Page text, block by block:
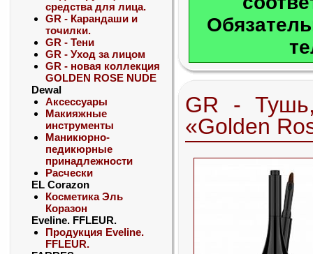
средства для лица.
GR - Карандаши и
точилки.
GR - Тени
GR - Уход за лицом
GR - новая коллекция
GOLDEN ROSE NUDE
Dewal
Аксессуары
Макияжные
инструменты
Маникюрно-
педикюрные
принадлежности
Расчески
EL Corazon
Косметика Эль
Коразон
Eveline. FFLEUR.
Продукция Eveline.
FFLEUR.
GR -
«Golden